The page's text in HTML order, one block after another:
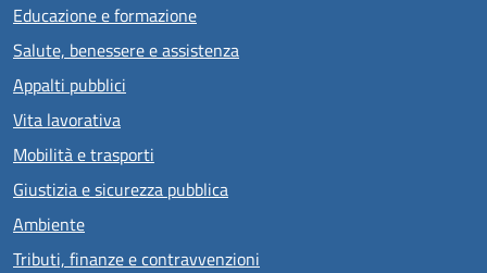
Educazione e formazione
Salute, benessere e assistenza
Appalti pubblici
Vita lavorativa
Mobilità e trasporti
Giustizia e sicurezza pubblica
Ambiente
Tributi, finanze e contravvenzioni